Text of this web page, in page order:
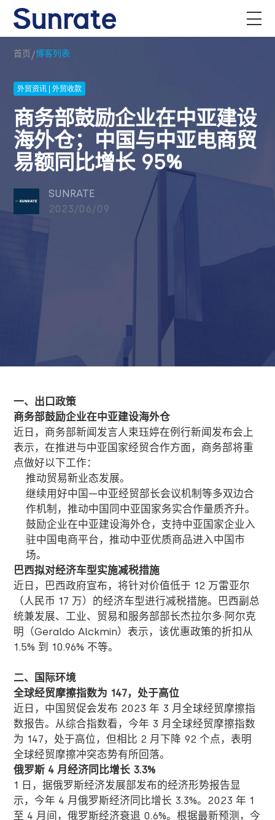
首页/博客列表
外贸资讯 | 外贸收款
商务部鼓励企业在中亚建设
海外仓；中国与中亚电商贸
易额同比增长 95%
SUNRATE
2023/06/09
一、出口政策
商务部鼓励企业在中亚建设海外仓
近日，商务部新闻发言人束珏婷在例行新闻发布会上
表示，在推进与中亚国家经贸合作方面，商务部将重
点做好以下工作：
推动贸易新业态发展。
继续用好中国—中亚经贸部长会议机制等多双边合
作机制，推动中国同中亚国家务实合作量质齐升。
鼓励企业在中亚建设海外仓，支持中亚国家企业入
驻中国电商平台，推动中亚优质商品进入中国市
场。
巴西拟对经济车型实施减税措施
近日，巴西政府宣布，将针对价值低于 12 万雷亚尔
（人民币 17 万）的经济车型进行减税措施。巴西副总
统兼发展、工业、贸易和服务部部长杰拉尔多·阿尔克
明（Geraldo Alckmin）表示，该优惠政策的折扣从
1.5% 到 10.96% 不等。
二、国际环境
全球经贸摩擦指数为 147，处于高位
近日，中国贸促会发布 2023 年 3 月全球经贸摩擦指
数报告。从综合指数看，今年 3 月全球经贸摩擦指数
为 147，处于高位，但相比 2 月下降 92 个点，表明
全球经贸摩擦冲突态势有所回落。
俄罗斯 4月经济同比增长 3.3%
1 日，据俄罗斯经济发展部发布的经济形势报告显
示，今年 4 月俄罗斯经济同比增长 3.3%。2023 年 1
至 4 月间，俄罗斯经济衰退 0.6%。根据最新预测，今